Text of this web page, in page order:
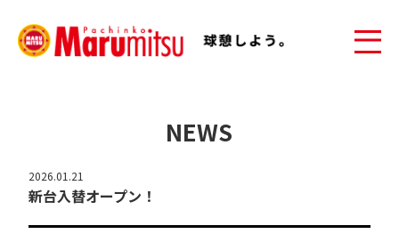
NEWS
2026.01.21
新台入替オープン！